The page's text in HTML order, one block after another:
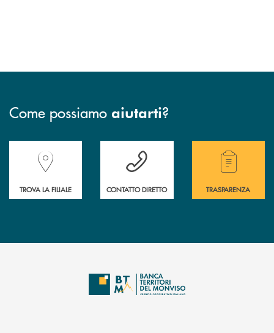
Come possiamo aiutarti?
Accedi all' elenco completo delle filiali della Banca.
TROVA LA FILIALE
Hai bisogno di assistenza immediata?
CONTATTO DIRETTO
Hai bisogno di
TRASPARENZA